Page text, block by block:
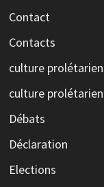
Contact
Contacts
culture
culture
Débats
Déclaration
Elections